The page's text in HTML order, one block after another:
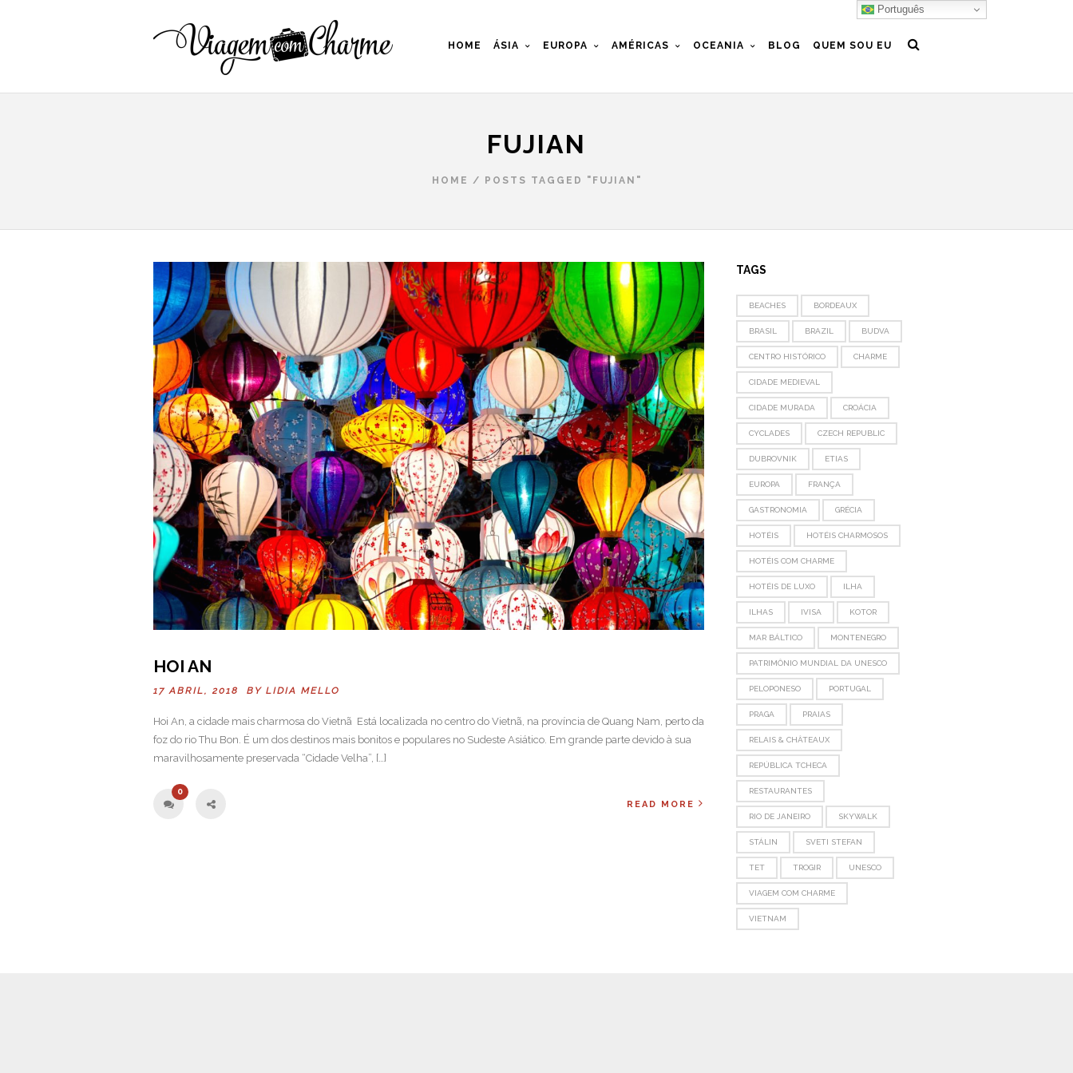
HOME ÁSIA EUROPA AMÉRICAS OCEANIA BLOG QUEM SOU EU
FUJIAN
HOME / POSTS TAGGED "FUJIAN"
HOI AN
17 ABRIL, 2018 BY LIDIA MELLO
Hoi An, a cidade mais charmosa do Vietnã Está localizada no centro do Vietnã, na província de Quang Nam, perto da
foz do rio Thu Bon. É um dos destinos mais bonitos e populares no Sudeste Asiático. Em grande parte devido à sua
maravilhosamente preservada “Cidade Velha”, […]
0
READ MORE
TAGS
BEACHES BORDEAUX
BRASIL BRAZIL BUDVA
CENTRO HISTÓRICO CHARME
CIDADE MEDIEVAL
CIDADE MURADA CROÁCIA
CYCLADES CZECH REPUBLIC
DUBROVNIK ETIAS
EUROPA FRANÇA
GASTRONOMIA GRÉCIA
HOTÉIS HOTÉIS CHARMOSOS
HOTÉIS COM CHARME
HOTÉIS DE LUXO ILHA
ILHAS IVISA KOTOR
MAR BÁLTICO MONTENEGRO
PATRIMÔNIO MUNDIAL DA UNESCO
PELOPONESO PORTUGAL
PRAGA PRAIAS
RELAIS & CHÂTEAUX
REPÚBLICA TCHECA
RESTAURANTES
RIO DE JANEIRO SKYWALK
STÁLIN SVETI STEFAN
TET TROGIR UNESCO
VIAGEM COM CHARME
VIETNAM
Português